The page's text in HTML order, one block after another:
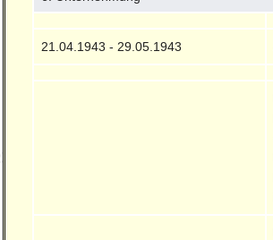
21.04.1943 - 29.05.1943